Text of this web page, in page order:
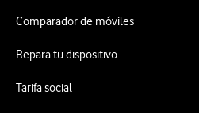
Comparador de móviles
Repara tu dispositivo
Tarifa social